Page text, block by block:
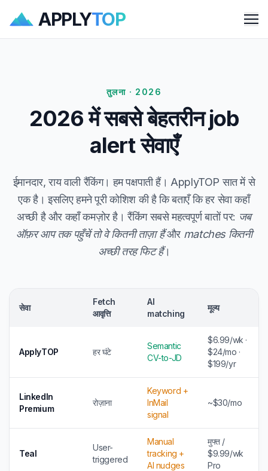
APPLYTOP
तुलना · 2026
2026 में सबसे बेहतरीन job
alert सेवाएँ
ईमानदार, राय वाली रैंकिंग। हम पक्षपाती हैं। ApplyTOP सात में से
एक है। इसलिए हमने पूरी कोशिश की है कि बताएँ कि हर सेवा कहाँ
अच्छी है और कहाँ कमज़ोर है। रैंकिंग सबसे महत्वपूर्ण बातों पर: जब
ऑफ़र आप तक पहुँचें तो वे कितनी ताज़ा हैंऔर matches कितनी
अच्छी तरह फिट हैं।
सेवा
Fetch
आवृत्ति
AI
matching
मूल्य
ApplyTOP हर घंटे
Semantic
CV-to-JD
$6.99/wk ·
$24/mo ·
$199/yr
LinkedIn
Premium
रोज़ाना
Keyword +
InMail
signal
~$30/mo
Teal
User-
triggered
Manual
tracking +
AI nudges
मुफ्त /
$9.99/wk
Pro